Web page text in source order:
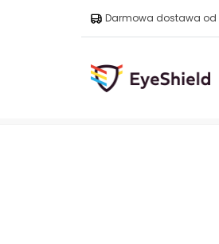
Darmowa dostawa od